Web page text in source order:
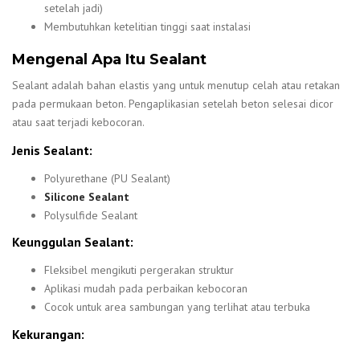
setelah jadi)
Membutuhkan ketelitian tinggi saat instalasi
Mengenal Apa Itu Sealant
Sealant adalah bahan elastis yang untuk menutup celah atau retakan
pada permukaan beton. Pengaplikasian setelah beton selesai dicor
atau saat terjadi kebocoran.
Jenis Sealant:
Polyurethane (PU Sealant)
Silicone Sealant
Polysulfide Sealant
Keunggulan Sealant:
Fleksibel mengikuti pergerakan struktur
Aplikasi mudah pada perbaikan kebocoran
Cocok untuk area sambungan yang terlihat atau terbuka
Kekurangan: